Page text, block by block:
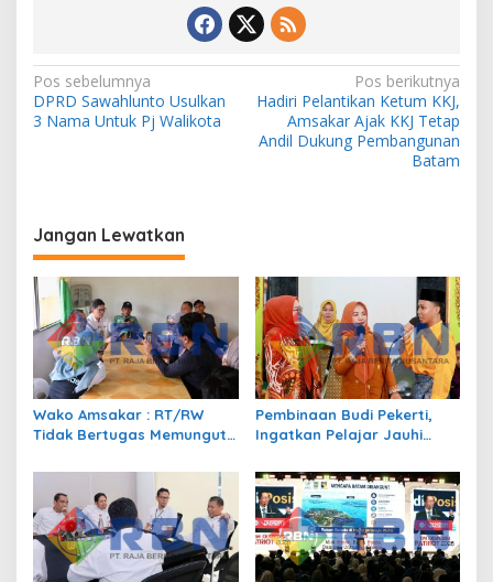
N
a
a
s
i
p
o
s
Pos sebelumnya
DPRD Sawahlunto Usulkan
3 Nama Untuk Pj Walikota
Pos berikutnya
Hadiri Pelantikan Ketum KKJ,
Amsakar Ajak KKJ Tetap
Andil Dukung Pembangunan
Batam
Jangan Lewatkan
Wako Amsakar : RT/RW
Tidak Bertugas Memungut
Pembinaan Budi Pekerti,
Ingatkan Pelajar Jauhi
Bermedia Sosial